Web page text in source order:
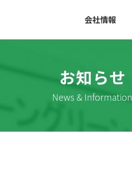
会社情報
お知らせ
News & Information